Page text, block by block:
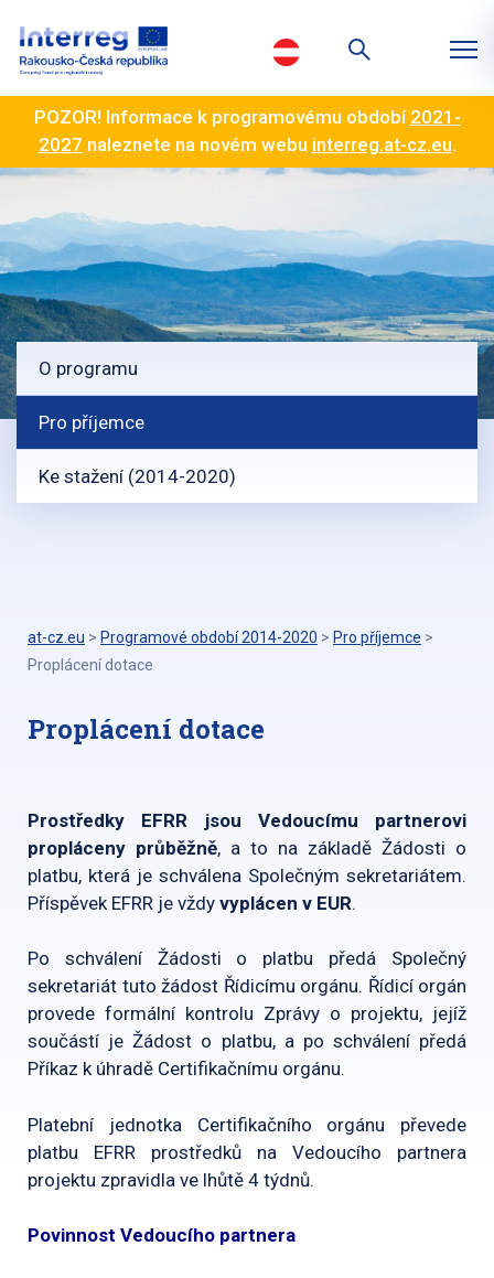
POZOR! Informace k programovému období 2021-
2027 naleznete na novém webu interreg.at-cz.eu.
O programu
Pro příjemce
Ke stažení (2014-2020)
at-cz.eu > Programové období 2014-2020 > Pro příjemce >
Proplácení dotace
Proplácení dotace
Prostředky EFRR jsou Vedoucímu partnerovi
propláceny průběžně, a to na základě Žádosti o
platbu, která je schválena Společným sekretariátem.
Příspěvek EFRR je vždy vyplácen v EUR.
Po schválení Žádosti o platbu předá Společný
sekretariát tuto žádost Řídicímu orgánu. Řídicí orgán
provede formální kontrolu Zprávy o projektu, jejíž
součástí je Žádost o platbu, a po schválení předá
Příkaz k úhradě Certifikačnímu orgánu.
Platební jednotka Certifikačního orgánu převede
platbu EFRR prostředků na Vedoucího partnera
projektu zpravidla ve lhůtě 4 týdnů.
Povinnost Vedoucího partnera